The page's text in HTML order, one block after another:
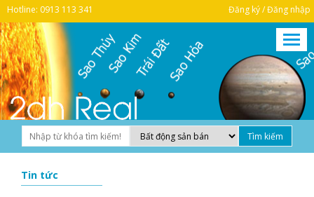
Hotline: 0913 113 341 Đăng ký / Đăng nhập
Tin tức